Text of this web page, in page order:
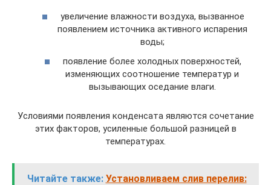
увеличение влажности воздуха, вызванное
появлением источника активного испарения
воды;
появление более холодных поверхностей,
изменяющих соотношение температур и
вызывающих оседание влаги.
Условиями появления конденсата являются сочетание
этих факторов, усиленные большой разницей в
температурах.
Читайте также: Установливаем слив перелив: